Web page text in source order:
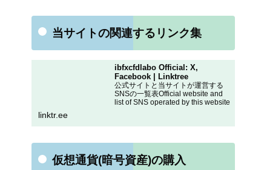
当サイトの関連するリンク集
ibfxcfdlabo Official: X,
Facebook | Linktree
公式サイトと当サイトが運営する
SNSの一覧表Official website and
list of SNS operated by this website
linktr.ee
仮想通貨(暗号資産)の購入